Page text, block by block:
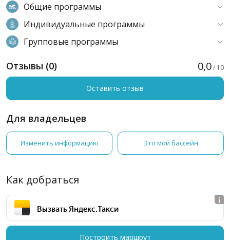
Общие программы
Индивидуальные программы
Групповые программы
Отзывы (0) 0,0/ 10
Оставить отзыв
Для владельцев
Изменить информацию Это мой бассейн
Как добраться
Вызвать Яндекс.Такси
Построить маршрут